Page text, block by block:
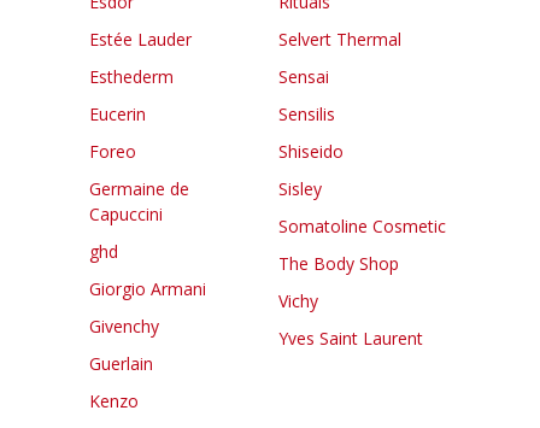
Estée Lauder
Esthederm
Eucerin
Foreo
Germaine de
Capuccini
ghd
Giorgio Armani
Givenchy
Guerlain
Kenzo
Selvert Thermal
Sensai
Sensilis
Shiseido
Sisley
Somatoline Cosmetic
The Body Shop
Vichy
Yves Saint Laurent